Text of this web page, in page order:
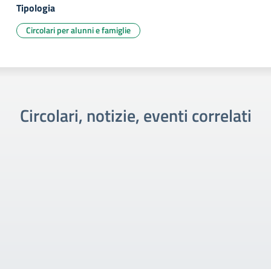
Tipologia
Circolari per alunni e famiglie
Circolari, notizie, eventi correlati